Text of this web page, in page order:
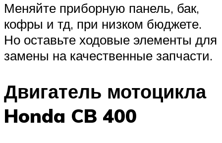
Меняйте приборную панель, бак,
кофры и тд, при низком бюджете.
Но оставьте ходовые элементы для
замены на качественные запчасти.
Двигатель мотоцикла
Honda CB 400